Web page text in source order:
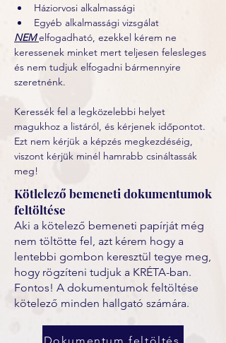
Háziorvosi alkalmassági
Egyéb alkalmassági vizsgálat
NEM elfogadható, ezekkel kérem ne
keressenek minket mert teljesen felesleges
és nem tudjuk elfogadni bármennyire
szeretnénk.
Keressék fel a legközelebbi helyet
magukhoz a listáról, és kérjenek időpontot.
Ezt nem kérjük a képzés megkezdéséig,
viszont kérjük minél hamrabb csináltassák
meg!
Kötlelező bemeneti dokumentumok
feltöltése
Aki a kötelező bemeneti papírját még
nem töltötte fel, azt kérem hogy a
lentebbi gombon keresztül tegye meg,
hogy rögzíteni tudjuk a KRÉTA-ban.
Fontos! A dokumentumok feltöltése
kötelező minden hallgató számára.
Dokumentum feltöltés